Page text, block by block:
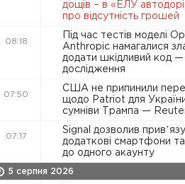
дощів – в «ЕЛУ
про відсутність грошей
08:18
Під час тестів моделі
Anthropic намагалися
додати шкідливий код —
дослідження
07:50
США не припинили
щодо Patriot для
сумніви Трампа —
07:17
Signal дозволив
додаткові смартфони
до одного акаунту
5 серпня 2026